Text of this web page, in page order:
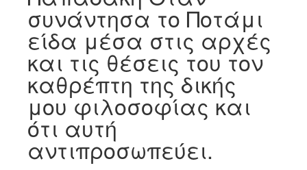
συνάντησα το Ποτάμι
είδα μέσα στις αρχές
και τις θέσεις του τον
καθρέπτη της δικής
μου φιλοσοφίας και
ότι αυτή
αντιπροσωπεύει.